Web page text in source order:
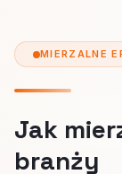
MIERZALNE
Jak
branży